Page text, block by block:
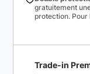
gratuitement
protection. Pour
Trade-in